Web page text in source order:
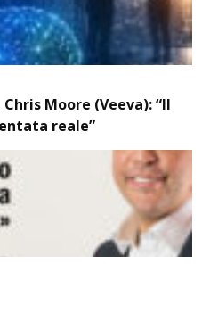
Moore (Veeva): “Il
reale”